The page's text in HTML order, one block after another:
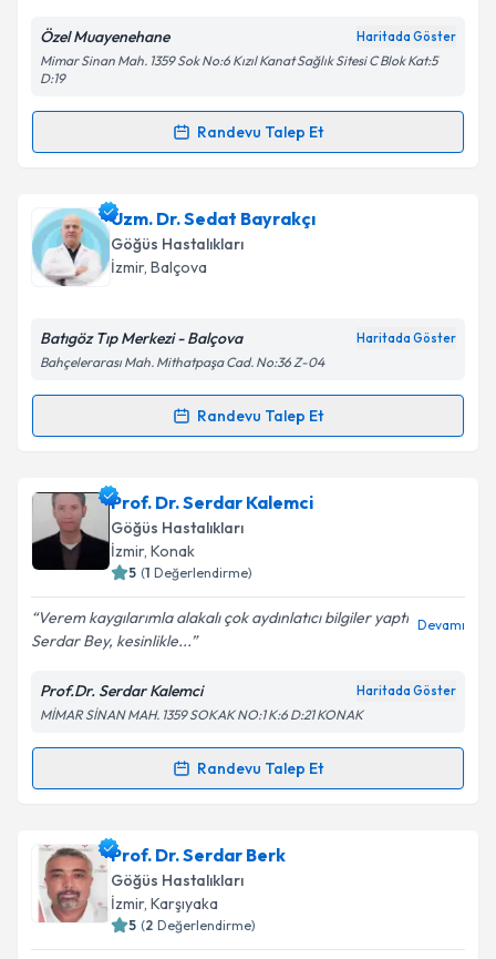
Kişisel verilerimin işlenmesine ilişkinAydınlatma
kapsamda işlenmesini kabul ediyorum.
Özel Muayenehane Haritada Göster
Mimar Sinan Mah. 1359 Sok No:6 Kızıl Kanat Sağlık Sitesi C Blok Kat:5
D:19
Randevu Talep Et
Randevu Takvimi Talebi
Uzm. Dr. Pelin Özdemiriçin randevu takvimi talebi
oluşturun. Size bu uzmandan randevu almanız için bir
takvim hazırlandığında e-posta ile bilgilendireceğiz.
Kişisel verilerimin işlenmesine ilişkin
Metni'ni okudum ve kişisel verilerimin belirtilen
Takvim Talebini Gönder
Uzm. Dr. Sedat Bayrakçı
Göğüs Hastalıkları
İzmir, Balçova
Batıgöz Tıp Merkezi - Balçova Haritada Göster
Bahçelerarası Mah. Mithatpaşa Cad. No:36 Z-04
Randevu Talep Et
Randevu Takvimi Talebi
Uzm. Dr. Sedat Bayrakçıiçin randevu takvimi talebi
oluşturun. Size bu uzmandan randevu almanız için bir
takvim hazırlandığında e-posta ile bilgilendireceğiz.
Kişisel verilerimin işlenmesine ilişkin
Aydınlatma
Metni'ni okudum ve kişisel verilerimin belirtilen
kapsamda işlenmesini kabul ediyorum.
Prof. Dr. Serdar Kalemci
Göğüs Hastalıkları
İzmir, Konak
5 (1 Değerlendirme)
Verem kaygılarımla alakalı çok aydınlatıcı bilgiler yaptı
Serdar Bey, kesinlikle...
Devamı
Prof.Dr. Serdar Kalemci Haritada Göster
MİMAR SİNAN MAH. 1359 SOKAK NO:1 K:6 D:21 KONAK
Randevu Talep Et
Randevu Takvimi Talebi
Prof. Dr. Serdar Kalemciiçin randevu takvimi talebi
oluşturun. Size bu uzmandan randevu almanız için bir
takvim hazırlandığında e-posta ile bilgilendireceğiz.
Prof. Dr. Serdar Berk
Göğüs Hastalıkları
İzmir, Karşıyaka
5 (2 Değerlendirme)